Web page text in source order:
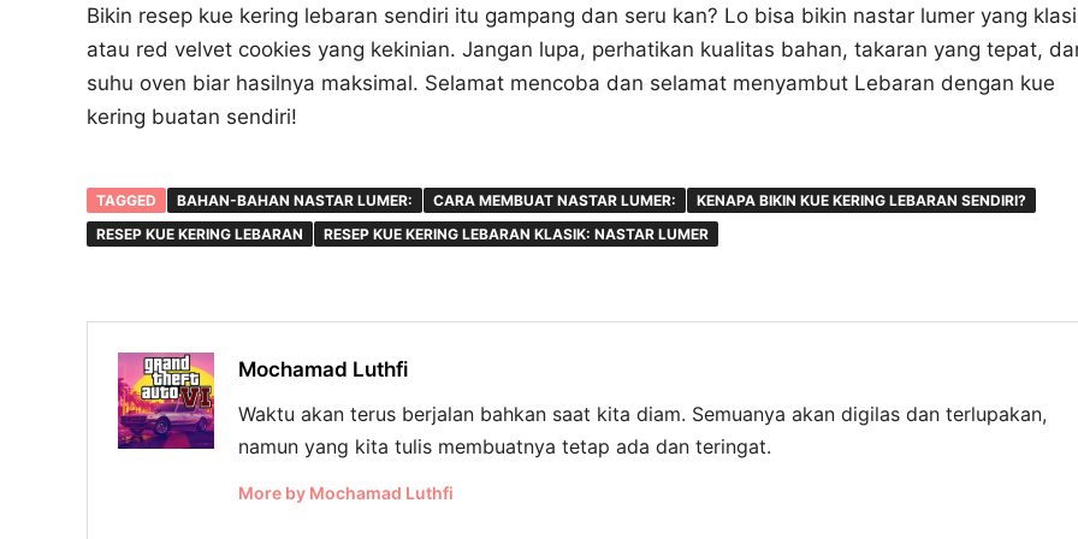
Bikin resep kue kering lebaran sendiri itu gampang dan seru kan? Lo bisa bikin nastar lumer yang
atau red velvet cookies yang kekinian. Jangan lupa, perhatikan kualitas bahan, takaran yang tepat,
suhu oven biar hasilnya maksimal. Selamat mencoba dan selamat menyambut Lebaran dengan kue
kering buatan sendiri!
TAGGED BAHAN-BAHAN NASTAR LUMER: CARA MEMBUAT NASTAR LUMER:
KENAPA BIKIN KUE KERING LEBARAN SENDIRI?
RESEP KUE KERING LEBARAN
RESEP KUE KERING LEBARAN KLASIK: NASTAR LUMER
Mochamad Luthfi
Waktu akan terus berjalan bahkan saat kita diam. Semuanya akan digilas dan terlupakan,
namun yang kita tulis membuatnya tetap ada dan teringat.
More by Mochamad Luthfi